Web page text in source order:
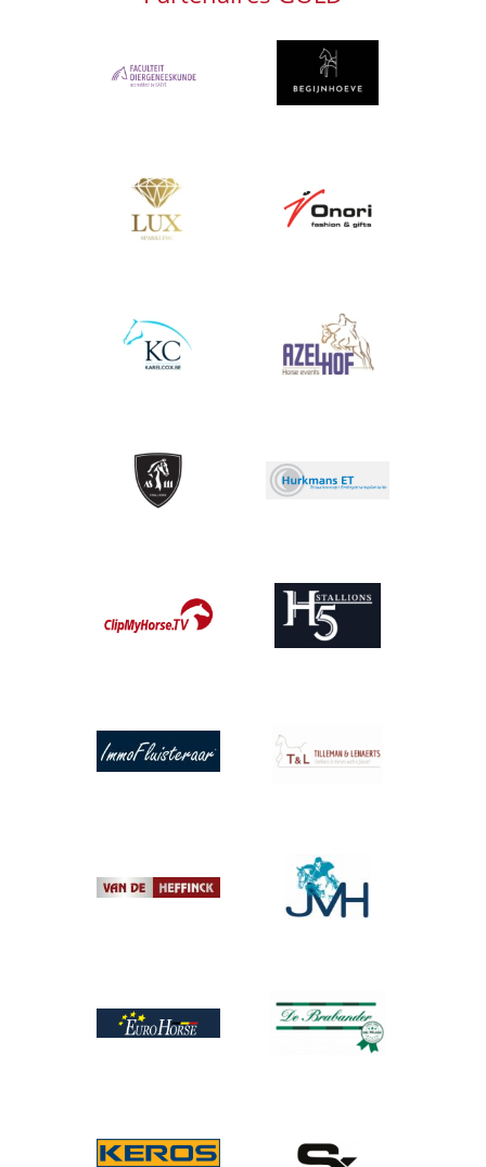
Afbeelding Afbeelding
Afbeelding Afbeelding
Afbeelding Afbeelding
Afbeelding
Afbeelding
Afbeelding
Afbeelding Afbeelding
Afbeelding
Afbeelding
Afbeelding
Afbeelding
Afbeelding
Afbeelding